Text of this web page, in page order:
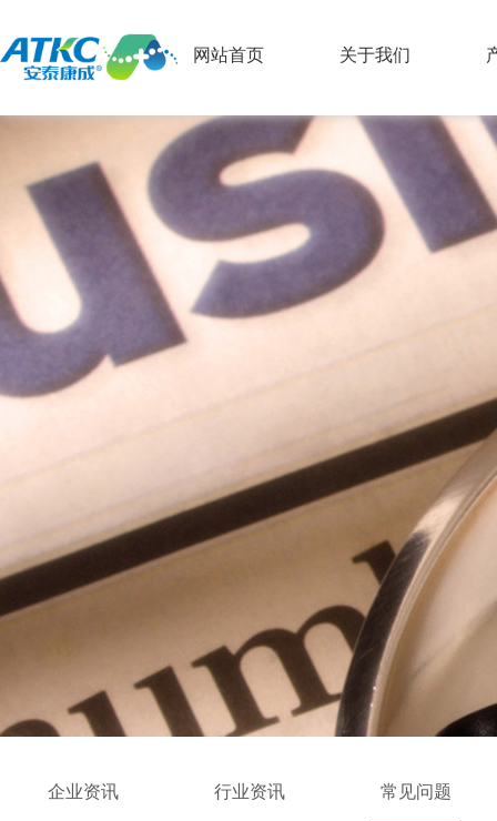
网站首页 关于我们
企业资讯 行业资讯 常见问题